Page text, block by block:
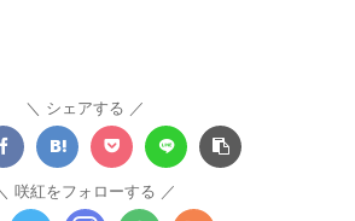
シェアする
咲紅をフォローする